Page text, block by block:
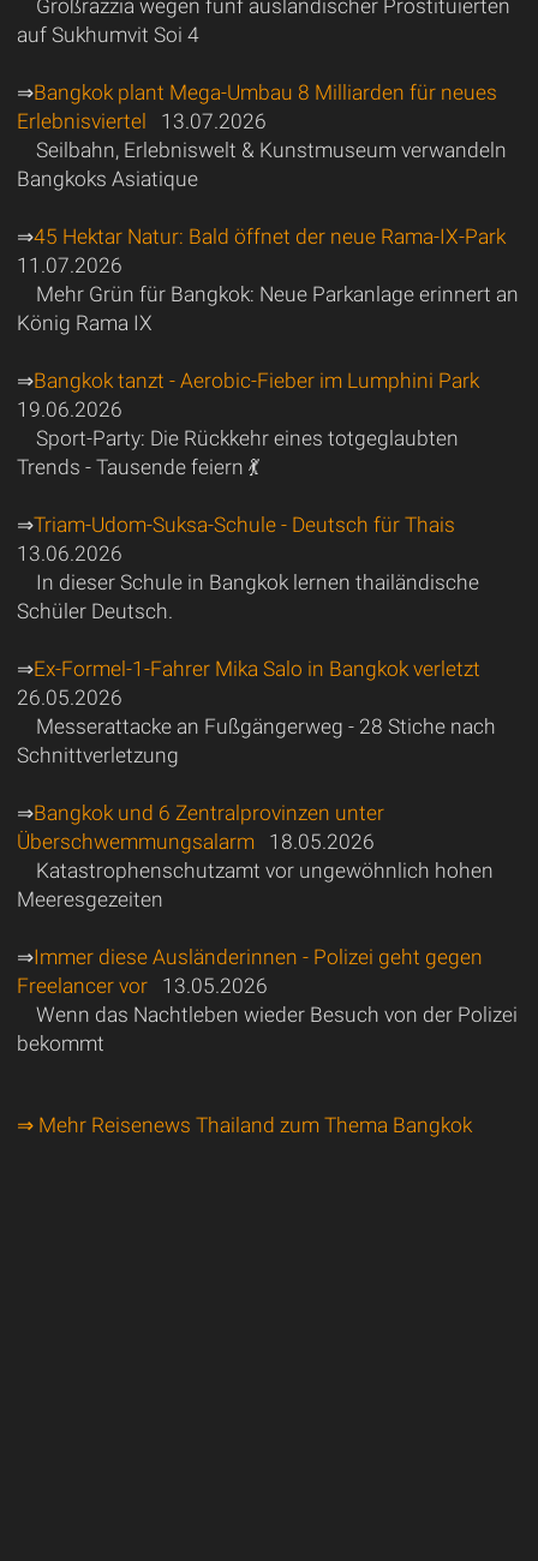
Großrazzia wegen fünf ausländischer Prostituierten
auf Sukhumvit Soi 4
⇒Bangkok plant Mega-Umbau 8 Milliarden für neues
Erlebnisviertel
13.07.2026
Seilbahn, Erlebniswelt & Kunstmuseum verwandeln
Bangkoks Asiatique
⇒45 Hektar Natur: Bald öffnet der neue Rama-IX-Park
11.07.2026
Mehr Grün für Bangkok: Neue Parkanlage erinnert an
König Rama IX
⇒Bangkok tanzt - Aerobic-Fieber im Lumphini Park
19.06.2026
Sport-Party: Die Rückkehr eines totgeglaubten
Trends - Tausende feiern 💃
⇒Triam-Udom-Suksa-Schule - Deutsch für Thais
13.06.2026
In dieser Schule in Bangkok lernen thailändische
Schüler Deutsch.
⇒Ex-Formel-1-Fahrer Mika Salo in Bangkok verletzt
26.05.2026
Messerattacke an Fußgängerweg - 28 Stiche nach
Schnittverletzung
⇒Bangkok und 6 Zentralprovinzen unter
Überschwemmungsalarm18.05.2026
Katastrophenschutzamt vor ungewöhnlich hohen
Meeresgezeiten
⇒Immer diese Ausländerinnen - Polizei geht gegen
Freelancer vor13.05.2026
Wenn das Nachtleben wieder Besuch von der Polizei
bekommt
⇒ Mehr Reisenews Thailand zum Thema Bangkok